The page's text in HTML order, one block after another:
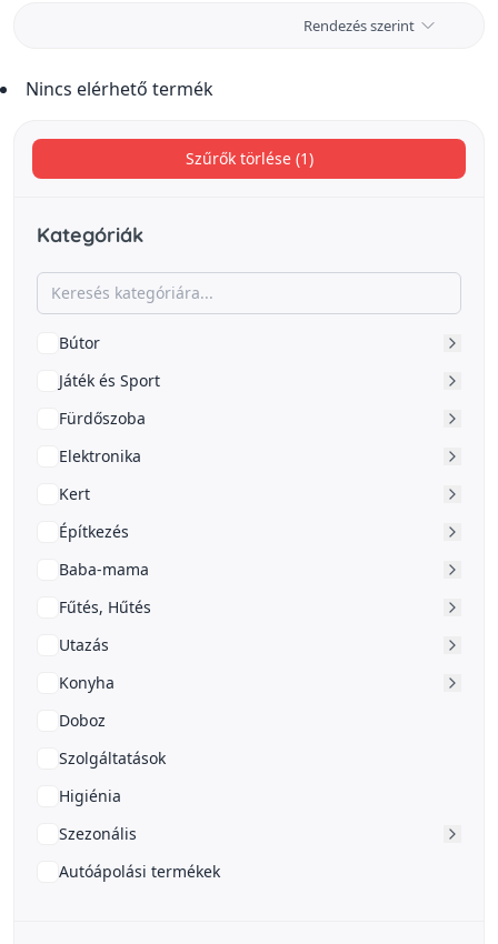
Szűrők törlése (1)
Kategóriák
Bútor
Játék és Sport
Fürdőszoba
Elektronika
Kert
Építkezés
Baba-mama
Fűtés, Hűtés
Utazás
Konyha
Doboz
Szolgáltatások
Higiénia
Szezonális
Autóápolási termékek
Rendezés szerint
Nincs elérhető termék